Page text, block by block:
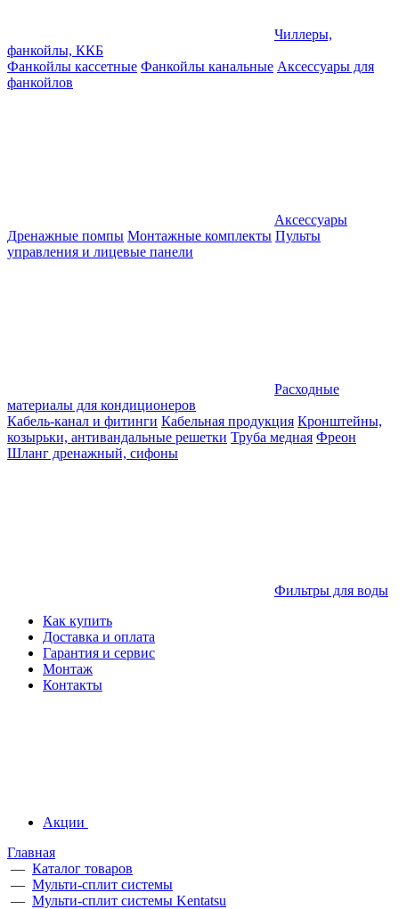
Чиллеры,
фанкойлы, ККБ
Фанкойлы кассетные Фанкойлы канальные Аксессуары для
фанкойлов
Аксессуары
Дренажные помпы Монтажные комплекты Пульты
управления и лицевые панели
Расходные
материалы для кондиционеров
Кабель-канал и фитинги Кабельная продукция Кронштейны,
козырьки, антивандальные решетки Труба медная Фреон
Шланг дренажный, сифоны
Фильтры для воды
Как купить
Доставка и оплата
Гарантия и сервис
Монтаж
Контакты
Акции
Главная
— Каталог товаров
— Мульти-сплит системы
— Мульти-сплит системы Kentatsu